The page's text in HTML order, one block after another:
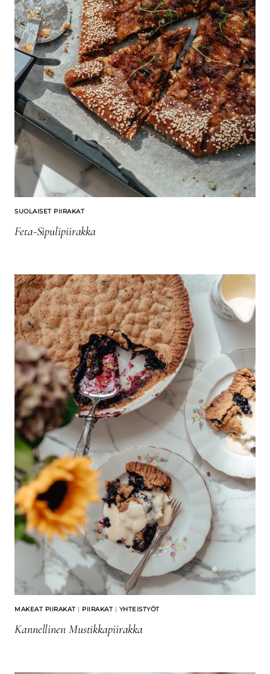
SUOLAISET PIIRAKAT
Feta-Sipulipiirakka
MAKEAT PIIRAKAT | PIIRAKAT | YHTEISTYÖT
Kannellinen Mustikkapiirakka